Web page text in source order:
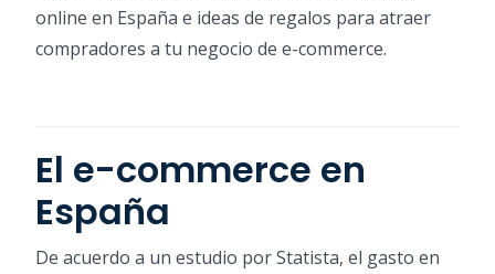
online en España e ideas de regalos para atraer
compradores a tu negocio de e-commerce.
El e-commerce en
España
De acuerdo a un estudio por Statista, el gasto en